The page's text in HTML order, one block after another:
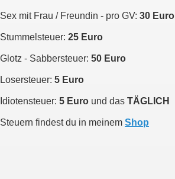
Sex mit Frau / Freundin - pro GV: 30 Euro
Stummelsteuer: 25 Euro
Glotz - Sabbersteuer: 50 Euro
Losersteuer: 5 Euro
Idiotensteuer: 5 Euro und das TÄGLICH
Steuern findest du in meinem Shop